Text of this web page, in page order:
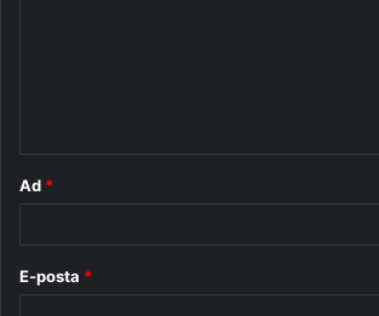
Ad *
E-posta *